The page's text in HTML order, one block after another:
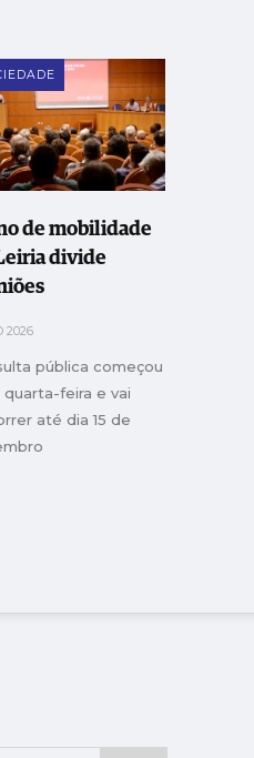
de mobilidade
divide
2026
pública começou
feira e vai
até dia 15 de